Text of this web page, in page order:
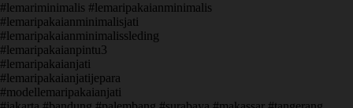
#lemariminimalis #lemaripakaianminimalis
#lemaripakaianminimalisjati
#lemaripakaianminimalissleding
#lemaripakaianpintu3
#lemaripakaianjati
#lemaripakaianjatijepara
#modellemaripakaianjati